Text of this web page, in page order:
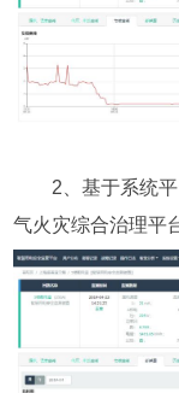
2、基于系统
气火灾综合治理平